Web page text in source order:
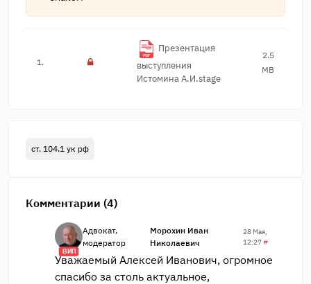
1.
Презентация
выступле​ния
Истомина А.И.sta​ge
2.5
MB
ст. 104.1 ук рф
Комментарии (4)
ВИП
Адвокат,
модератор
Морохин Иван
Николаевич
28 Мая,
12:27#
Уважаемый Алексей Иванович, огромное
спасибо за столь актуальное,